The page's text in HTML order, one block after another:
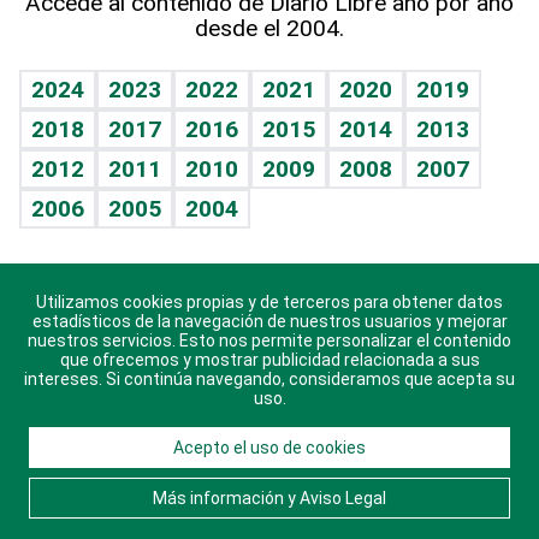
Vida y familia
Eñe
Celebrando la vida
Sin complejos
En pocas palabras
Escuchando al corazón
Economía Personal
TBT Deportivo
Guía del dinero
Horóscopos
Crucigramas
desde el 2004.
2024 2023 2022 2021 2020
2019
2018
2017 2016 2015 2014
2013
2012
2011 2010 2009 2008
2007
2006
2005 2004
Descarga nuestras aplicaciones para Android, iOS y
sistema Huawei.
© 2021 Diario Libre, todos los derechos reservados.
Consulta elAviso Legal. Ponte en Contacto
nosotros y conoce más sobre Diario Libre
Utilizamos cookies propias y de terceros para obtener datos
estadísticos de la navegación de nuestros usuarios y mejorar
nuestros servicios. Esto nos permite personalizar el contenido
que ofrecemos y mostrar publicidad relacionada a sus
intereses. Si continúa navegando, consideramos que acepta su
uso.
Acepto el uso de cookies
Más información y Aviso Legal